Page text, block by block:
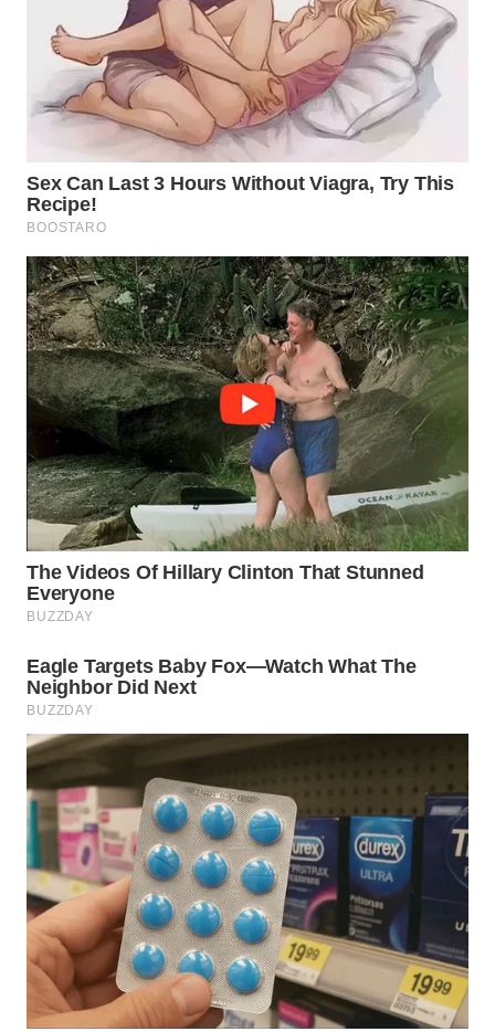
WAHANA
NEWS
TANI
WAHANA
WAHANA
INFRASTRUKTUR
WAHANA
KONSUMEN
WAHANA
LISTRIK
WAHANA
TRAVEL
TV
WAHANANEWS
ID
WAHANANEWS
CO ID
WAHANANEWS
NET
WAHANA
SPORT